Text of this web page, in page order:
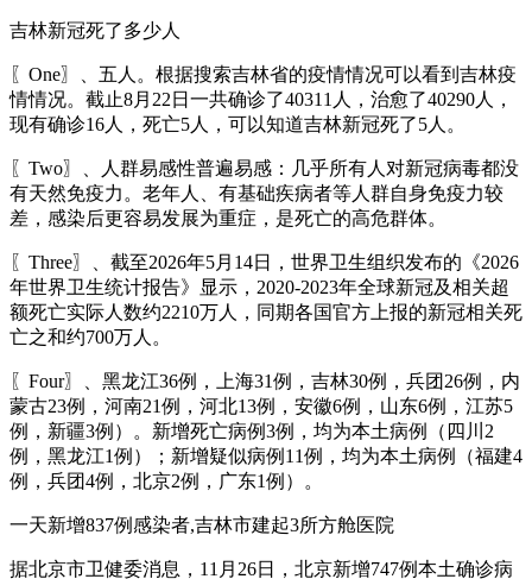
吉林新冠死了多少人
〖One〗、五人。根据搜索吉林省的疫情情况可以看到吉林疫
情情况。截止8月22日一共确诊了40311人，治愈了40290人，
现有确诊16人，死亡5人，可以知道吉林新冠死了5人。
〖Two〗、人群易感性普遍易感：几乎所有人对新冠病毒都没
有天然免疫力。老年人、有基础疾病者等人群自身免疫力较
差，感染后更容易发展为重症，是死亡的高危群体。
〖Three〗、截至2026年5月14日，世界卫生组织发布的《2026
年世界卫生统计报告》显示，2020-2023年全球新冠及相关超
额死亡实际人数约2210万人，同期各国官方上报的新冠相关死
亡之和约700万人。
〖Four〗、黑龙江36例，上海31例，吉林30例，兵团26例，内
蒙古23例，河南21例，河北13例，安徽6例，山东6例，江苏5
例，新疆3例）。新增死亡病例3例，均为本土病例（四川2
例，黑龙江1例）；新增疑似病例11例，均为本土病例（福建4
例，兵团4例，北京2例，广东1例）。
一天新增837例感染者,吉林市建起3所方舱医院
据北京市卫健委消息，11月26日，北京新增747例本土确诊病